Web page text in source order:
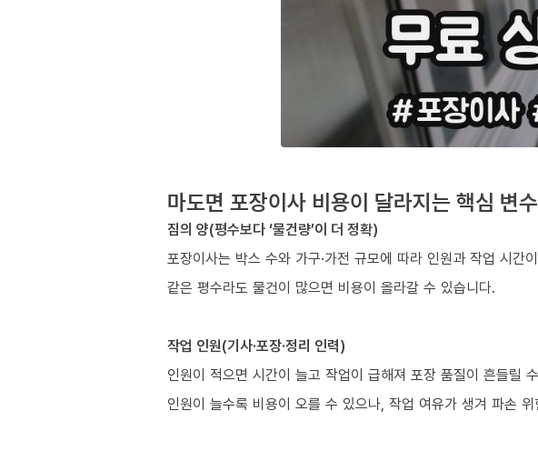
마도면 포장이사 비용이 달라지는 핵심 변
짐의 양(평수보다 ‘물건량’이 더 정확)
포장이사는 박스 수와 가구·가전 규모에 따라 인원과 작업 시간
같은 평수라도 물건이 많으면 비용이 올라갈 수 있습니다.
작업 인원(기사·포장·정리 인력)
인원이 적으면 시간이 늘고 작업이 급해져 포장 품질이 흔들릴
인원이 늘수록 비용이 오를 수 있으나, 작업 여유가 생겨 파손